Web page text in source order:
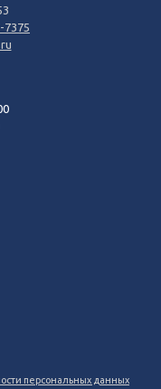
7375
персональных данных